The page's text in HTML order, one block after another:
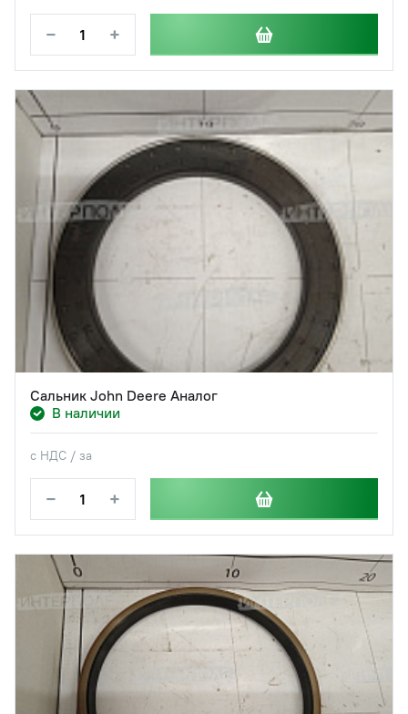
− +
Сальник John Deere Аналог
В наличии
с НДС / за
− +